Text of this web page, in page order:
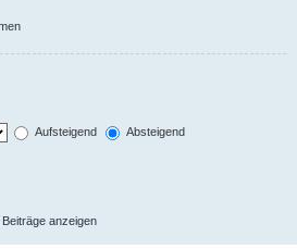
Aufsteigend
Absteigend
anzeigen